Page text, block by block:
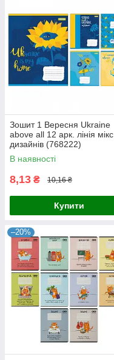
Зошит 1 Вересня Ukraine
above all 12 арк. лінія мікс
дизайнів (768222)
В наявності
8,13 ₴ 10,16 ₴
Купити
–20%